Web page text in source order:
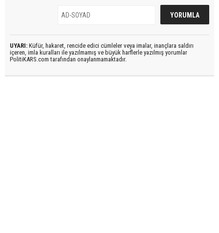
UYARI: Küfür, hakaret, rencide edici cümleler veya imalar, inançlara saldırı
içeren, imla kuralları ile yazılmamış ve büyük harflerle yazılmış yorumlar
PolitiKARS.com tarafından onaylanmamaktadır.